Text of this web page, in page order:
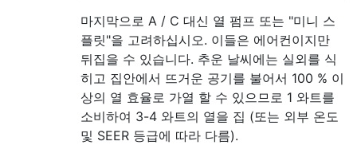
마지막으로 A / C 대신 열 펌프 또는 "미니 스
플릿"을 고려하십시오. 이들은 에어컨이지만
뒤집을 수 있습니다. 추운 날씨에는 실외를 식
히고 집안에서 뜨거운 공기를 불어서 100 % 이
상의 열 효율로 가열 할 수 있으므로 1 와트를
소비하여 3-4 와트의 열을 집 (또는 외부 온도
및 SEER 등급에 따라 다름).